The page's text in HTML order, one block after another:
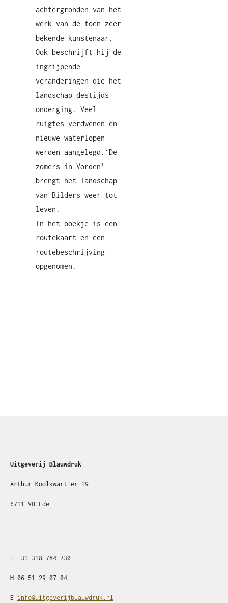
achtergronden van het
werk van de toen zeer
bekende kunstenaar.
Ook beschrijft hij de
ingrijpende
veranderingen die het
landschap destijds
onderging. Veel
ruigtes verdwenen en
nieuwe waterlopen
werden aangelegd.‘De
zomers in Vorden’
brengt het landschap
van Bilders weer tot
leven.
In het boekje is een
routekaart en een
routebeschrijving
opgenomen.
Uitgeverij Blauwdruk
Arthur Koolkwartier 19
6711 VH Ede
T +31 318 784 730
M 06 51 29 07 04
E info@uitgeverijblauwdruk.nl